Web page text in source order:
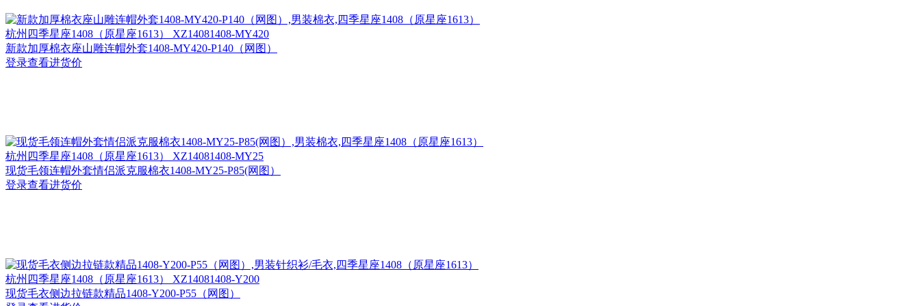
杭州 四季星座1408（原星座1613） XZ14081408-MY420
新款加厚棉衣座山雕连帽外套1408-MY420-P140（网图）
登录查看进货价
杭州 四季星座1408（原星座1613） XZ14081408-MY25
现货毛领连帽外套情侣派克服棉衣1408-MY25-P85(网图）
登录查看进货价
杭州 四季星座1408（原星座1613） XZ14081408-Y200
现货毛衣侧边拉链款精品1408-Y200-P55（网图）